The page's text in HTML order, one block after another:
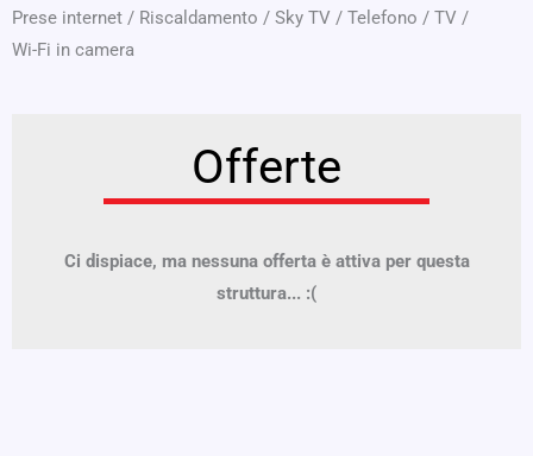
Prese internet / Riscaldamento / Sky TV / Telefono / TV /
Wi-Fi in camera
Offerte
Ci dispiace, ma nessuna offerta è attiva per questa
struttura... :(